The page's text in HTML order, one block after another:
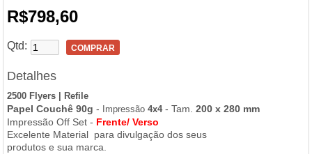
R$798,60
Qtd: COMPRAR
Detalhes
2500 Flyers | Refile
Papel Couchê 90g - Impressão 4x4- Tam.200 x 280 mm
Impressão Off Set - Frente/ Verso
Excelente Material para divulgação dos seus
produtos e sua marca.